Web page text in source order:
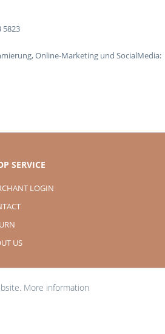
5823
Online-Marketing und SocialMedia:
SERVICE
LOGIN
US
More information